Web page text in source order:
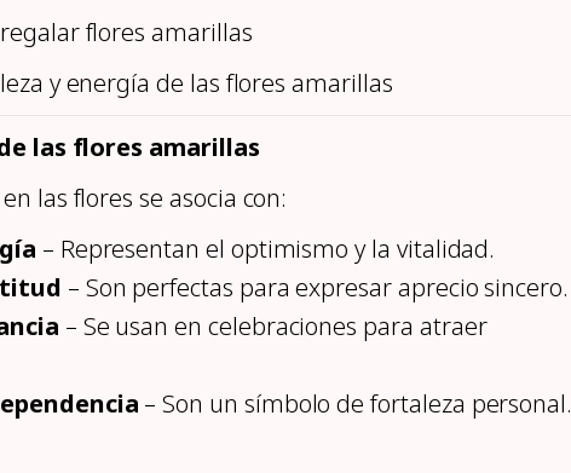
flores amarillas
y energía de las flores amarillas
las flores amarillas
en las flores se asocia con:
– Representan el optimismo y la vitalidad.
– Son perfectas para expresar aprecio sincero.
– Se usan en celebraciones para atraer
– Son un símbolo de fortaleza personal.